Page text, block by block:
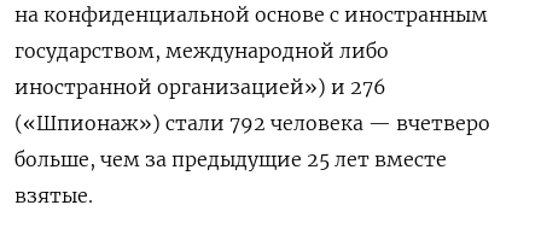
на конфиденциальной основе с иностранным
государством, международной либо
иностранной организацией») и 276
(«Шпионаж») стали 792 человека — вчетверо
больше, чем за предыдущие 25 лет вместе
взятые.